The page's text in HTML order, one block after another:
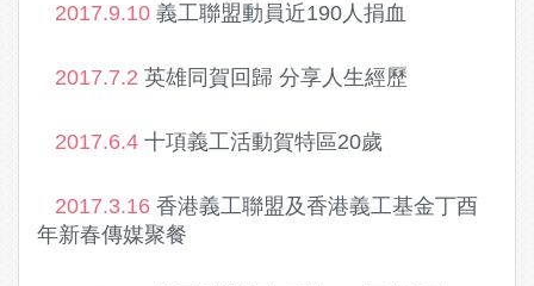
2017.9.10 義工聯盟動員近190人捐血
2017.7.2 英雄同賀回歸 分享人生經歷
2017.6.4 十項義工活動賀特區20歲
2017.3.16 香港義工聯盟及香港義工基金丁酉
年新春傳媒聚餐